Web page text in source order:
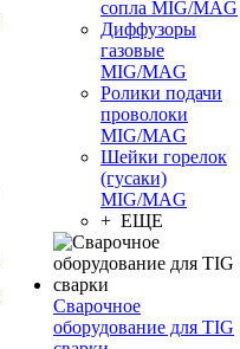
сопла MIG/MAG
Диффузоры
газовые
MIG/MAG
Ролики подачи
проволоки
MIG/MAG
Шейки горелок
(гусаки)
MIG/MAG
+ ЕЩЕ
Сварочное
оборудование для TIG